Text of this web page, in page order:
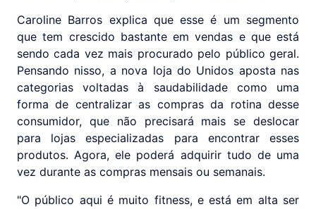
Caroline Barros explica que esse é um segmento
que tem crescido bastante em vendas e que está
sendo cada vez mais procurado pelo público geral.
Pensando nisso, a nova loja do Unidos aposta nas
categorias voltadas à saudabilidade como uma
forma de centralizar as compras da rotina desse
consumidor, que não precisará mais se deslocar
para lojas especializadas para encontrar esses
produtos. Agora, ele poderá adquirir tudo de uma
vez durante as compras mensais ou semanais.
"O público aqui é muito fitness, e está em alta ser